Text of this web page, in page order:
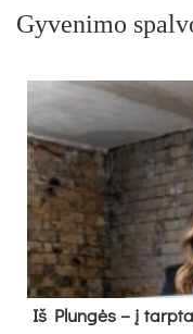
Gyvenimo
Iš Plungės – į